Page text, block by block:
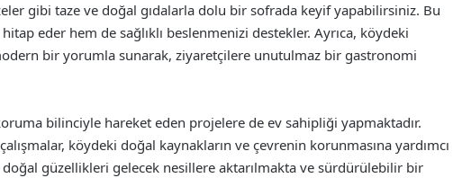
gibi taze ve doğal gıdalarla dolu bir sofrada keyif yapabilirsiniz. Bu
eder hem de sağlıklı beslenmenizi destekler. Ayrıca, köydeki
bir yorumla sunarak, ziyaretçilere unutulmaz bir gastronomi
bilinciyle hareket eden projelere de ev sahipliği yapmaktadır.
köydeki doğal kaynakların ve çevrenin korunmasına yardımcı
doğal güzellikleri gelecek nesillere aktarılmakta ve sürdürülebilir bir